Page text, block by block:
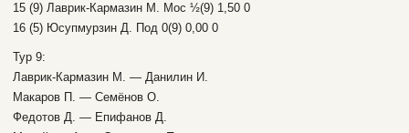
15 (9) Лаврик-Кармазин М. Мос ½(9) 1,50 0
16 (5) Юсупмурзин Д. Под 0(9) 0,00 0
Тур 9:
Лаврик-Кармазин М. — Данилин И.
Макаров П. — Семёнов О.
Федотов Д. — Епифанов Д.